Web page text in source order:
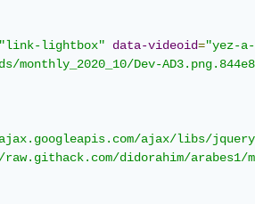
"link-lightbox" data-videoid="yez-a-
Dev-
ajax/libs/
didorahim/arabes1/